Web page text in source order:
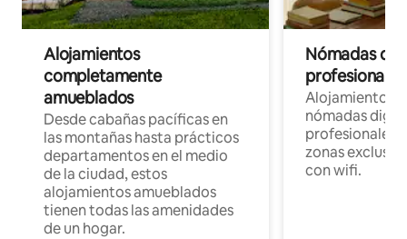
Alojamientos
completamente
amueblados
Desde cabañas pacíficas en
las montañas hasta prácticos
departamentos en el medio
de la ciudad, estos
alojamientos amueblados
tienen todas las amenidades
de un hogar.
Nómadas
Alojamientos
nómadas
profesionales
zonas
con wifi.